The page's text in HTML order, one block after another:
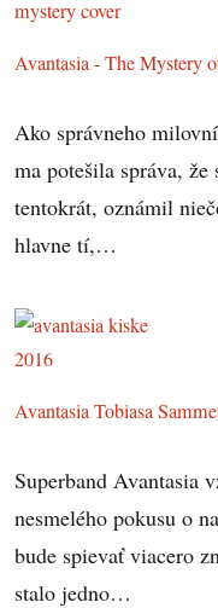
Avantasia - The Mystery
Ako správneho
ma potešila správa,
tentokrát, oznámil
hlavne tí,…
Avantasia Tobiasa
Superband Avantasia
nesmelého pokusu o
bude spievať viacero
stalo jedno…